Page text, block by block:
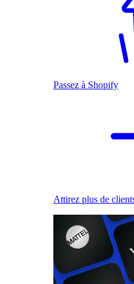
Passez à Shopify
Attirez plus de